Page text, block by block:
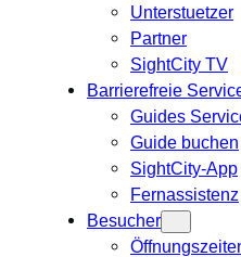
Unterstuetzer
Partner
SightCity TV
Barrierefreie
Guides
Guide buchen
SightCity-App
Fernassistenz
Besucher